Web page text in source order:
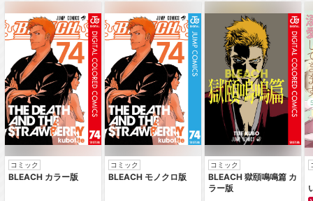
コミック
BLEACH カラー版
コミック
BLEACH モノクロ版
コミック
BLEACH 獄頤鳴鳴篇 カ
ラー版